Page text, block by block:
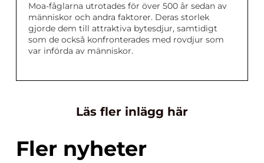
Moa-fåglarna utrotades för över 500 år sedan av
människor och andra faktorer. Deras storlek
gjorde dem till attraktiva bytesdjur, samtidigt
som de också konfronterades med rovdjur som
var införda av människor.
Läs fler inlägg här
Fler nyheter